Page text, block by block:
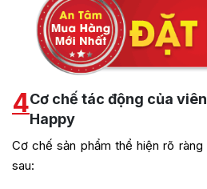
4Cơ chế tác động của
Happy
Cơ chế sản phẩm thể hiện rõ
sau: